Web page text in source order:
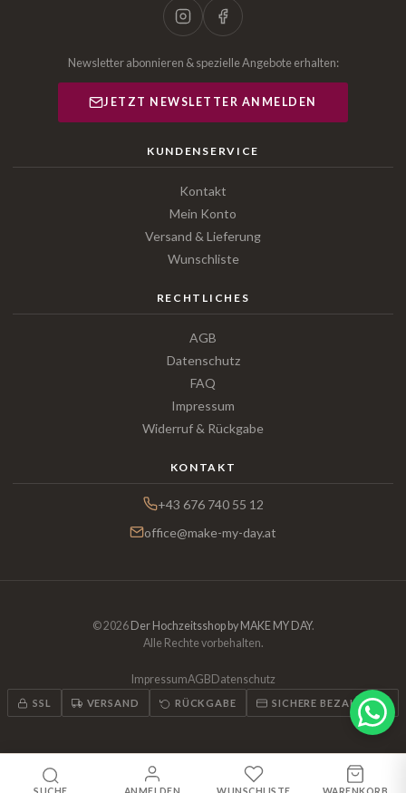
Newsletter abonnieren & spezielle Angebote erhalten:
JETZT NEWSLETTER ANMELDEN
KUNDENSERVICE
Kontakt
Mein Konto
Versand & Lieferung
Wunschliste
RECHTLICHES
AGB
Datenschutz
FAQ
Impressum
Widerruf & Rückgabe
KONTAKT
+43 676 740 55 12
office@make-my-day.at
© 2026 Der Hochzeitsshop by MAKE MY DAY.
Alle Rechte vorbehalten.
ImpressumAGB Datenschutz
SSL VERSAND RÜCKGABE SICHERE BEZAHLUNG